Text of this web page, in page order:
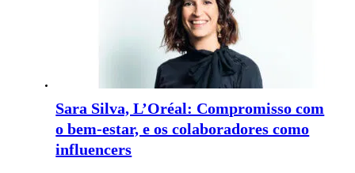
Sara Silva, L’Oréal: Compromisso com
o bem-estar, e os colaboradores como
influencers